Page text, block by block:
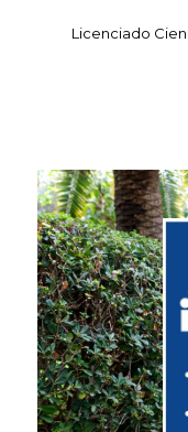
Licenciado